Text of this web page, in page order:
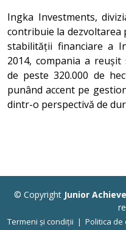
Ingka Investments,
contribuie la dezvoltarea
stabilității financiare a
2014, compania a
de peste 320.000 de
punând accent pe
dintr-o perspectivă de
© Copyright Junior
Termeni și condiții | Politica